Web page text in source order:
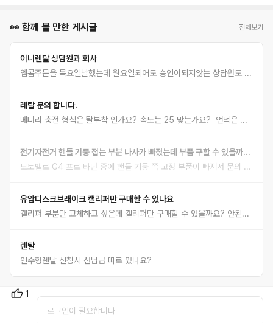
👀 함께 볼 만한 게시글 전체보기
이니렌탈 상담원과 회사
엠콤주문을 목요일날했는데 월요일되어도 승인이되지않는 상담원도 한명뿐인지 전화를하면 상담원 기분이 태도가되어잇음 친절한걸바라진않는데 고객한테 오히려 짜증을냄 왜이랗게 오래걸리는지 물어보면 자기는 모른다고 짜증냄 단순대기인지 말을해줘야 다른기체를 알아보던지하는데 렌탈회사가 대출보다 대기를 오래하는것도 이해가되지않음 다른사람은 제품명 헷갈려서 얼버무렷는데 취소해버리는 해피콜
레탈 문의 합니다.
베터리 충전 형식은 탈부착 인가요? 속도는 25 맞는가요? 언덕은 잘얼라가지는지 궁금합니다 As도 궁금해요
전기자전거 핸들 기둥 접는 부분 나사가 빠졌는데 부품 구할 수 있을까요?
모토벨로 G4 프로 타던 중에 핸들 기둥 쪽 고정 부품이 빠져서 문의 드립니다. 첨부한 사진에서 아래 동그라미 친 부분(나사 빠짐)에 들어갈 볼트나 부품을 따로 구할 수 있을까요? 위쪽 동그라미 친 부분(녹슨 곳)이 상태가 안 좋아서인지 계속 덜그럭거리고 고정이 잘 안 되더니, 어느샌가 아래쪽 나사가 풀려서 빠져버렸네요.. 궁금한 점은 이렇습니다. 1. 빠진 아래쪽 부품의 정확한 명칭이나, 구할 수 있는 곳이 있을까요? 2. 위쪽 녹슨 부품도 같이 교체해야 증상이 해결될까요? (그냥 둬도 괜찮을지 걱정됩니다) 3. 샵에 안 가고 부품만 사서 저 혼자 끼울 수 있는 수준인지도 궁금합니다. 잘 아시는 분들 도움 부탁드립니다!
유압디스크브래이크 캘리퍼만 구매할 수 있나요
캘리퍼 부분만 교체하고 싶은데 캘리퍼만 구매할 수 있을까요? 안된다면 AS 절차는 어떻게 해야하는지 알려주세요
렌탈
인수형렌탈 신청시 선납급 따로 있나요?
1